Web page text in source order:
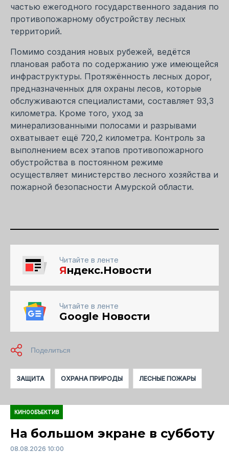
частью ежегодного государственного задания по
противопожарному обустройству лесных
территорий.
Помимо создания новых рубежей, ведётся
плановая работа по содержанию уже имеющейся
инфраструктуры. Протяжённость лесных дорог,
предназначенных для охраны лесов, которые
обслуживаются специалистами, составляет 93,3
километра. Кроме того, уход за
минерализованными полосами и разрывами
охватывает ещё 720,2 километра. Контроль за
выполнением всех этапов противопожарного
обустройства в постоянном режиме
осуществляет министерство лесного хозяйства и
пожарной безопасности Амурской области.
Читайте в ленте
Яндекс.Новости
Читайте в ленте
Google Новости
ЗАЩИТА ОХРАНА ПРИРОДЫ ЛЕСНЫЕ ПОЖАРЫ
КИНООБЪЕКТИВ
На большом экране в субботу
08.08.2026 10:00